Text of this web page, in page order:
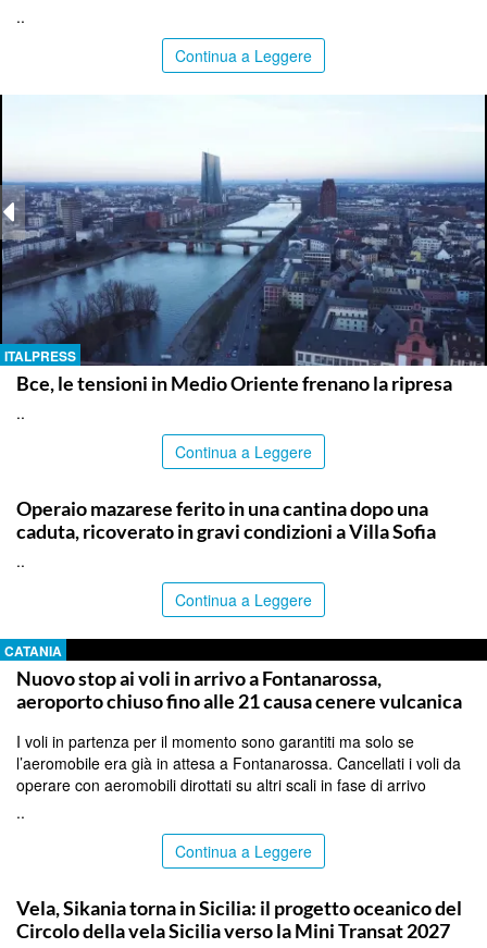
..
Continua a Leggere
ITALPRESS
Bce, le tensioni in Medio Oriente frenano la ripresa
..
Continua a Leggere
Operaio mazarese ferito in una cantina dopo una
caduta, ricoverato in gravi condizioni a Villa Sofia
..
Continua a Leggere
CATANIA
Nuovo stop ai voli in arrivo a Fontanarossa,
aeroporto chiuso fino alle 21 causa cenere vulcanica
I voli in partenza per il momento sono garantiti ma solo se
l’aeromobile era già in attesa a Fontanarossa. Cancellati i voli da
operare con aeromobili dirottati su altri scali in fase di arrivo
..
Continua a Leggere
Vela, Sikania torna in Sicilia: il progetto oceanico del
Circolo della vela Sicilia verso la Mini Transat 2027